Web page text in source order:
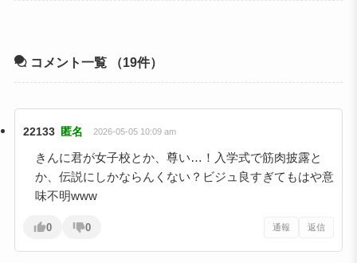
コメント一覧 （19件）
22133 匿名 2026-05-05 10:09 am
きんに君が女子校とか、尊い…！入学式で筋肉披露と
か、伝説にしかならんくない？ビジュ良すぎてもはや意
味不明www
0 0 通報 返信